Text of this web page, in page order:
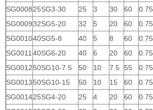
SG000825SG3-30 25 3 30 60 0.75
SG000932SG5-20 32 5 20 60 0.75
SG001040SG5-8 40 5 8 60 0.75
SG0011 40SG6-20 40 6 20 60 0.75
SG001250SG10-7.5 50 10 7.5 55 0.75
SG001350SG10-15 50 10 15 60 0.75
SG001425SG4-20 25 4 20 60 0.75